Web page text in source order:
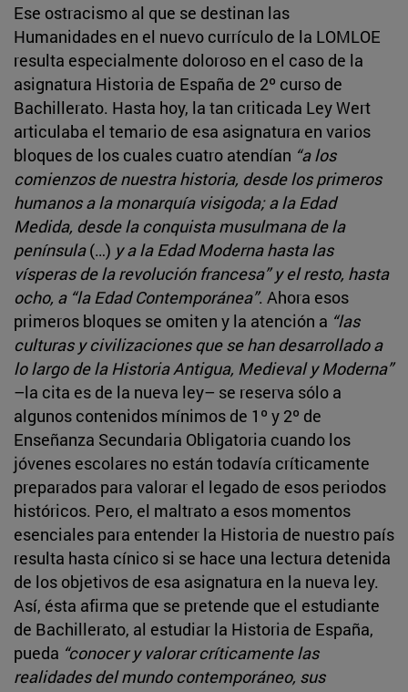
Ese ostracismo al que se destinan las
Humanidades en el nuevo currículo de la LOMLOE
resulta especialmente doloroso en el caso de la
asignatura Historia de España de 2º curso de
Bachillerato. Hasta hoy, la tan criticada Ley Wert
articulaba el temario de esa asignatura en varios
bloques de los cuales cuatro atendían “a los
comienzos de nuestra historia, desde los primeros
humanos a la monarquía visigoda; a la Edad
Medida, desde la conquista musulmana de la
península(…) y a la Edad Moderna hasta las
vísperas de la revolución francesa” y el resto, hasta
ocho, a “la Edad Contemporánea”. Ahora esos
primeros bloques se omiten y la atención a “las
culturas y civilizaciones que se han desarrollado a
lo largo de la Historia Antigua, Medieval y Moderna”
–la cita es de la nueva ley– se reserva sólo a
algunos contenidos mínimos de 1º y 2º de
Enseñanza Secundaria Obligatoria cuando los
jóvenes escolares no están todavía críticamente
preparados para valorar el legado de esos periodos
históricos. Pero, el maltrato a esos momentos
esenciales para entender la Historia de nuestro país
resulta hasta cínico si se hace una lectura detenida
de los objetivos de esa asignatura en la nueva ley.
Así, ésta afirma que se pretende que el estudiante
de Bachillerato, al estudiar la Historia de España,
pueda “conocer y valorar críticamente las
realidades del mundo contemporáneo, sus